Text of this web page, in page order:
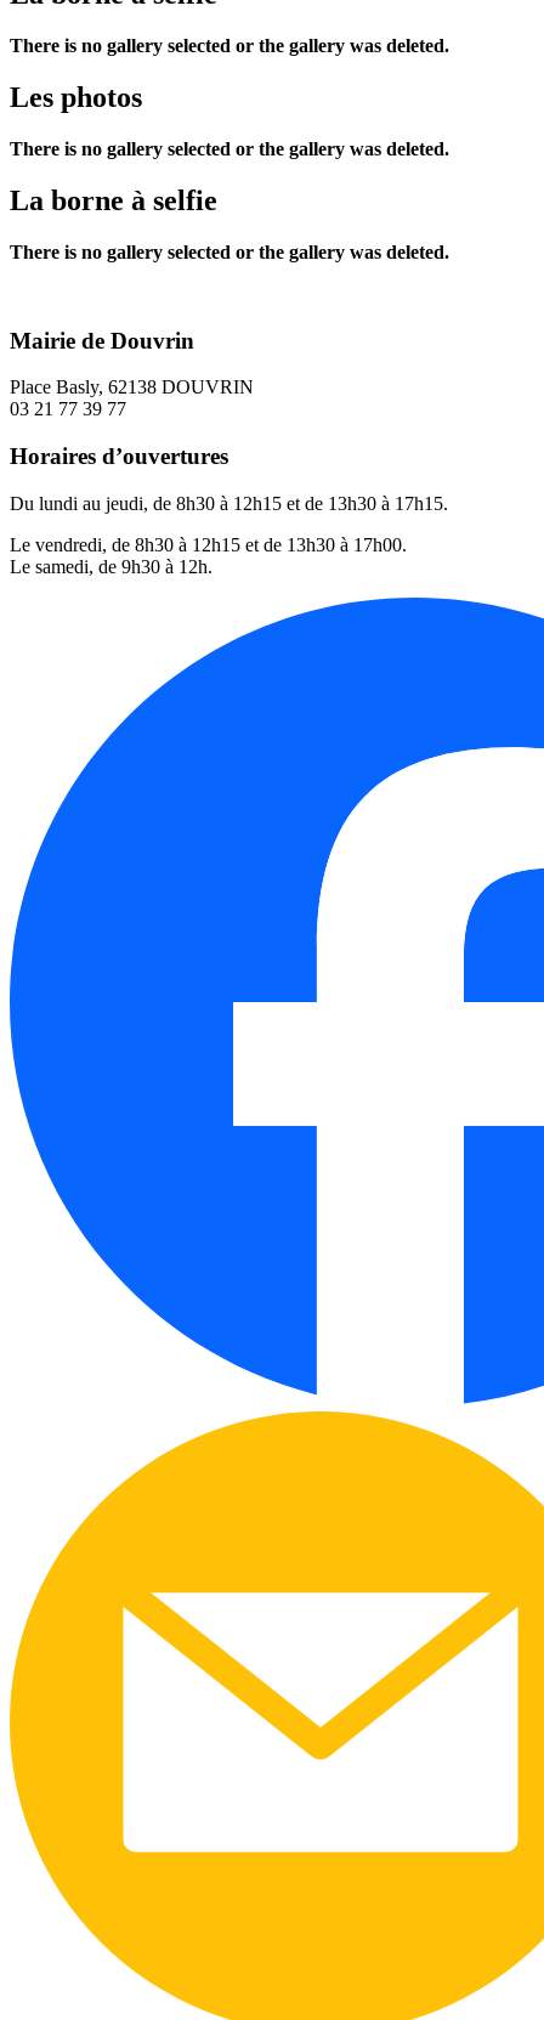
There is no gallery selected or the gallery was deleted.
Les photos
There is no gallery selected or the gallery was deleted.
La borne à selfie
There is no gallery selected or the gallery was deleted.
Mairie de Douvrin
Place Basly, 62138 DOUVRIN
03 21 77 39 77
Horaires d’ouvertures
Du lundi au jeudi, de 8h30 à 12h15 et de 13h30 à 17h15.
Le vendredi, de 8h30 à 12h15 et de 13h30 à 17h00.
Le samedi, de 9h30 à 12h.